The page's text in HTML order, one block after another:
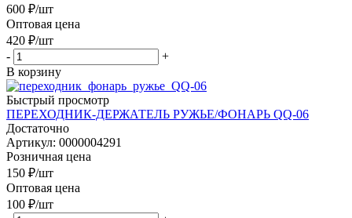
600 ₽/шт
Оптовая цена
420 ₽/шт
-
+
В корзину
Быстрый просмотр
ПЕРЕХОДНИК-ДЕРЖАТЕЛЬ РУЖЬЕ/ФОНАРЬ QQ-06
Достаточно
Артикул: 0000004291
Розничная цена
150 ₽/шт
Оптовая цена
100 ₽/шт